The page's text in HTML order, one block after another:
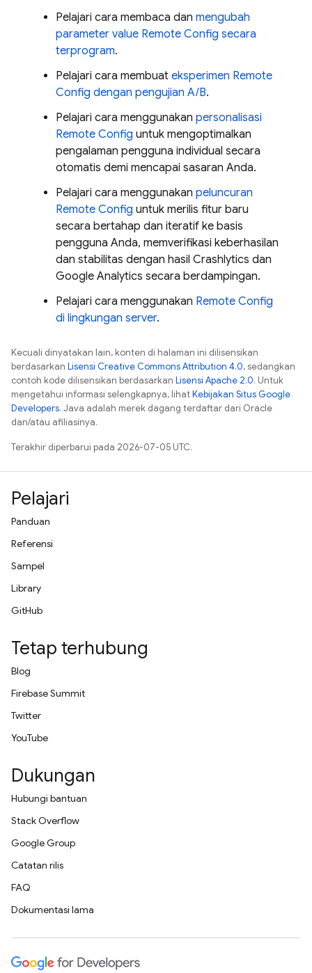
Pelajari cara membaca dan mengubah
parameter value Remote Config secara
terprogram.
Pelajari cara membuat eksperimen Remote
Config dengan pengujian A/B.
Pelajari cara menggunakan personalisasi
Remote Config untuk mengoptimalkan
pengalaman pengguna individual secara
otomatis demi mencapai sasaran Anda.
Pelajari cara menggunakan peluncuran
Remote Config untuk merilis fitur baru
secara bertahap dan iteratif ke basis
pengguna Anda, memverifikasi keberhasilan
dan stabilitas dengan hasil Crashlytics dan
Google Analytics secara berdampingan.
Pelajari cara menggunakan Remote Config
di lingkungan server.
Kecuali dinyatakan lain, konten di halaman ini dilisensikan
berdasarkan Lisensi Creative Commons Attribution 4.0, sedangkan
contoh kode dilisensikan berdasarkan Lisensi Apache 2.0. Untuk
mengetahui informasi selengkapnya, lihatKebijakan Situs Google
Developers. Java adalah merek dagang terdaftar dari Oracle
dan/atau afiliasinya.
Terakhir diperbarui pada 2026-07-05 UTC.
Pelajari
Panduan
Referensi
Sampel
Library
GitHub
Tetap terhubung
Blog
Firebase Summit
Twitter
YouTube
Dukungan
Hubungi bantuan
Stack Overflow
Google Group
Catatan rilis
FAQ
Dokumentasi lama